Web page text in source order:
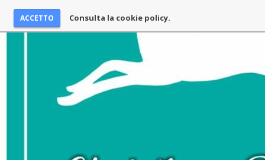
Consulta la cookie policy.